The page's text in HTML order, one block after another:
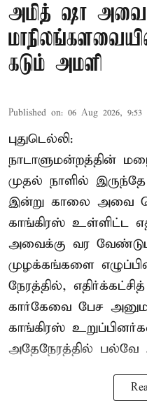
அமித் ஷா
கடும் அமளி
Published on: 06 Aug 2026, 9:53
புதுடெல்லி:
நாடாளுமன்றத்தின்
முதல் நாளில் இருந்தே
இன்று காலை அவை
காங்கிரஸ் உள்ளிட்ட
அவைக்கு வர
முழக்கங்களை
நேரத்தில்,
கார்கேவை பேச
காங்கிரஸ்
அதேநேரத்தில் பல்வே